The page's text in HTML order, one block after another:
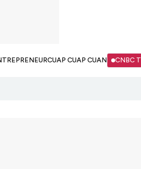
CUAP CUAP CUAN CNBC